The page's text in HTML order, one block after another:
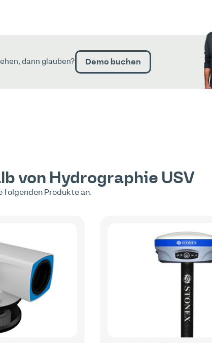
dann glauben? Demo buchen
von Hydrographie USV
folgenden Produkte an.